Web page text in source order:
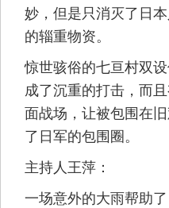
妙，但是只消灭了日
的辎重物资。
惊世骇俗的七亘村双
成了沉重的打击，而
面战场，让被包围在
了日军的包围圈。
主持人王萍：
一场意外的大雨帮助